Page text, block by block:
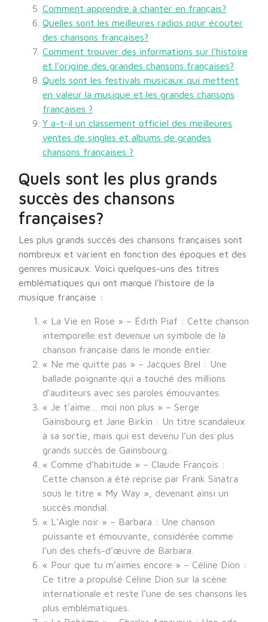
Comment apprendre à chanter en français?
Quelles sont les meilleures radios pour écouter
des chansons françaises?
Comment trouver des informations sur l’histoire
et l’origine des grandes chansons françaises?
Quels sont les festivals musicaux qui mettent
en valeur la musique et les grandes chansons
françaises ?
Y a-t-il un classement officiel des meilleures
ventes de singles et albums de grandes
chansons françaises ?
Quels sont les plus grands
succès des chansons
françaises?
Les plus grands succès des chansons françaises sont
nombreux et varient en fonction des époques et des
genres musicaux. Voici quelques-uns des titres
emblématiques qui ont marqué l’histoire de la
musique française :
« La Vie en Rose » – Édith Piaf : Cette chanson
intemporelle est devenue un symbole de la
chanson française dans le monde entier.
« Ne me quitte pas » – Jacques Brel : Une
ballade poignante qui a touché des millions
d’auditeurs avec ses paroles émouvantes.
« Je t’aime… moi non plus » – Serge
Gainsbourg et Jane Birkin : Un titre scandaleux
à sa sortie, mais qui est devenu l’un des plus
grands succès de Gainsbourg.
« Comme d’habitude » – Claude François :
Cette chanson a été reprise par Frank Sinatra
sous le titre « My Way », devenant ainsi un
succès mondial.
« L’Aigle noir » – Barbara : Une chanson
puissante et émouvante, considérée comme
l’un des chefs-d’œuvre de Barbara.
« Pour que tu m’aimes encore » – Céline Dion :
Ce titre a propulsé Céline Dion sur la scène
internationale et reste l’une de ses chansons les
plus emblématiques.